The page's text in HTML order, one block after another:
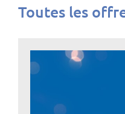
Toutes les